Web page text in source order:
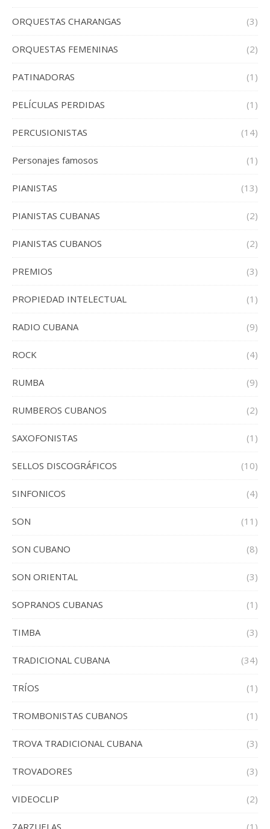
ORQUESTAS CHARANGAS (3)
ORQUESTAS FEMENINAS (2)
PATINADORAS (1)
PELÍCULAS PERDIDAS (1)
PERCUSIONISTAS (14)
Personajes famosos (1)
PIANISTAS (13)
PIANISTAS CUBANAS (2)
PIANISTAS CUBANOS (2)
PREMIOS (3)
PROPIEDAD INTELECTUAL (1)
RADIO CUBANA (9)
ROCK (4)
RUMBA (9)
RUMBEROS CUBANOS (2)
SAXOFONISTAS (1)
SELLOS DISCOGRÁFICOS (10)
SINFONICOS (4)
SON (11)
SON CUBANO (8)
SON ORIENTAL (3)
SOPRANOS CUBANAS (1)
TIMBA (3)
TRADICIONAL CUBANA (34)
TRÍOS (1)
TROMBONISTAS CUBANOS (1)
TROVA TRADICIONAL CUBANA (3)
TROVADORES (3)
VIDEOCLIP (2)
ZARZUELAS (1)